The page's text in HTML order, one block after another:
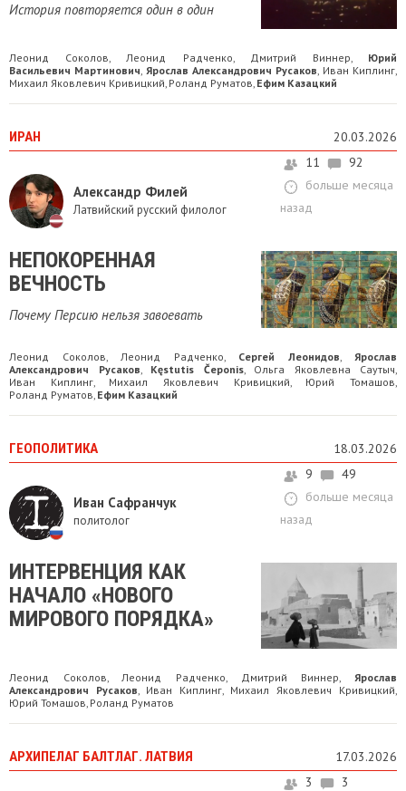
История повторяется один в один
Леонид Соколов,Леонид Радченко, Дмитрий Виннер, Юрий
Васильевич Мартинович, Ярослав Александрович Русаков, Иван Киплинг,
Михаил Яковлевич Кривицкий, Роланд Руматов, Ефим Казацкий
ИРАН 20.03.2026
Александр Филей
Латвийский русский филолог
11
92
больше месяца
назад
НЕПОКОРЕННАЯ
ВЕЧНОСТЬ
Почему Персию нельзя завоевать
Леонид Соколов Леонид Радченко Сергей Леонидов
Ярослав
Александрович Русаков
Kęstutis Čeponis, Ольга Яковлевна Саутыч
Иван Киплинг, Михаил Яковлевич Кривицкий Юрий Томашов
Роланд Руматов Ефим Казацкий
ГЕОПОЛИТИКА 18.03.2026
Иван Сафранчук
политолог
9
49
больше месяца
назад
ИНТЕРВЕНЦИЯ КАК
НАЧАЛО «НОВОГО
МИРОВОГО ПОРЯДКА»
Леонид Соколов Леонид Радченко Дмитрий Виннер
Ярослав
Александрович Русаков
Иван Киплинг Михаил Яковлевич Кривицкий
Юрий Томашов Роланд Руматов
АРХИПЕЛАГ БАЛТЛАГ. ЛАТВИЯ 17.03.2026
3
3